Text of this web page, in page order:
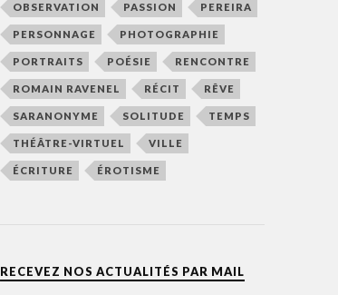
OBSERVATION PASSION PEREIRA
PERSONNAGE PHOTOGRAPHIE
PORTRAITS POÉSIE RENCONTRE
ROMAIN RAVENEL RÉCIT RÊVE
SARANONYME SOLITUDE TEMPS
THÉÂTRE-VIRTUEL VILLE
ÉCRITURE ÉROTISME
RECEVEZ NOS ACTUALITÉS PAR MAIL